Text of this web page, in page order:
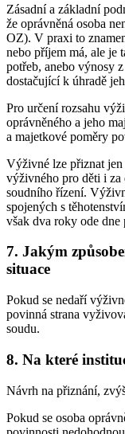
Zásadní a základní
že oprávněná osoba
OZ). V praxi to
nebo příjem má, ale je
potřeb, anebo výnosy
dostačující k úhradě
Pro určení rozsahu
oprávněného a jeho
a majetkové poměry
Výživné lze přiznat
výživného pro děti i za
soudního řízení.
spojených s
však dva roky ode
7. Jakým
situace
Pokud se nedaří
povinná strana
soudu.
8. Na které
Návrh na přiznání,
Pokud se osoba